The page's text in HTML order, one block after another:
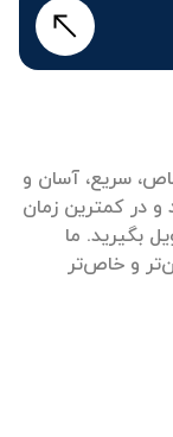
سریع، آسان و
در کمترین زمان
بگیرید. ما
و خاص‌تر